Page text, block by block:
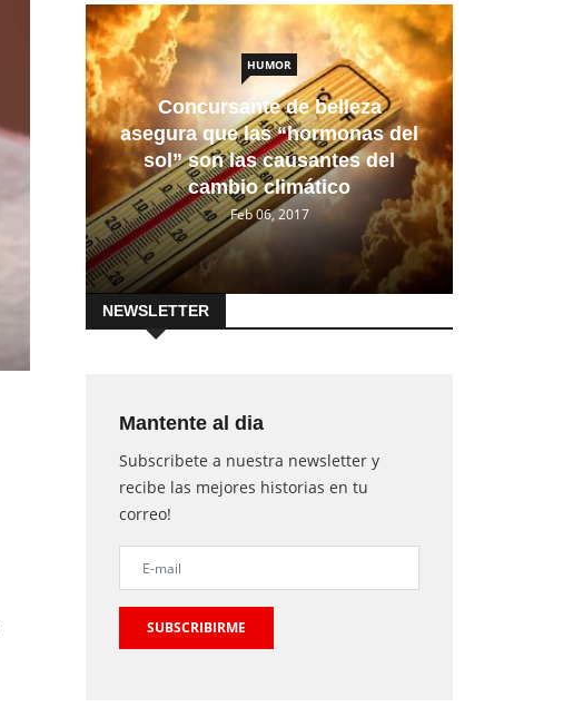
HUMOR
Concursante de belleza
asegura que las “hormonas del
sol” son las causantes del
cambio climático
Feb 06, 2017
NEWSLETTER
Mantente al dia
Subscribete a nuestra newsletter y
recibe las mejores historias en tu
correo!
SUBSCRIBIRME